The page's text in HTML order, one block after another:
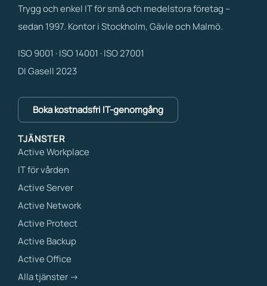
Trygg och enkel IT för små och medelstora företag –
sedan 1997. Kontor i Stockholm, Gävle och Malmö.
ISO 9001 · ISO 14001 · ISO 27001
DI Gasell 2023
Boka kostnadsfri IT-genomgång
TJÄNSTER
Active Workplace
IT för vården
Active Server
Active Network
Active Protect
Active Backup
Active Office
Alla tjänster →